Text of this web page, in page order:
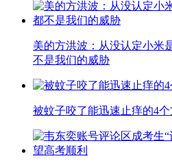
美的方洪波：从没认定小米
不是我们的威胁
被蚊子咬了能迅速止痒的4